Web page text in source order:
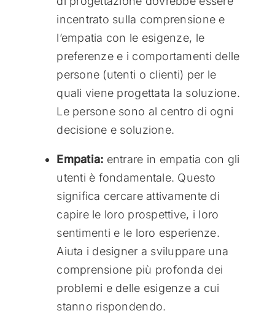
incentrato sulla comprensione e
l’empatia con le esigenze, le
preferenze e i comportamenti delle
persone (utenti o clienti) per le
quali viene progettata la soluzione.
Le persone sono al centro di ogni
decisione e soluzione.
Empatia: entrare in empatia con gli
utenti è fondamentale. Questo
significa cercare attivamente di
capire le loro prospettive, i loro
sentimenti e le loro esperienze.
Aiuta i designer a sviluppare una
comprensione più profonda dei
problemi e delle esigenze a cui
stanno rispondendo.